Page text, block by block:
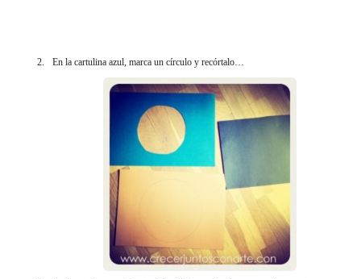
2. En la cartulina azul, marca un círculo y recórtalo…